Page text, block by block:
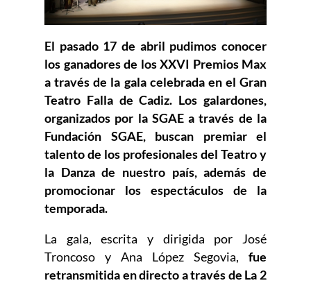
El pasado 17 de abril pudimos conocer
los ganadores de los XXVI Premios Max
a través de la gala celebrada en el Gran
Teatro Falla de Cadiz. Los galardones,
organizados por la SGAE a través de la
Fundación SGAE, buscan premiar el
talento de los profesionales del Teatro y
la Danza de nuestro país, además de
promocionar los espectáculos de la
temporada.
La gala, escrita y dirigida por José
Troncoso y Ana López Segovia, fue
retransmitida en directo a través de La 2